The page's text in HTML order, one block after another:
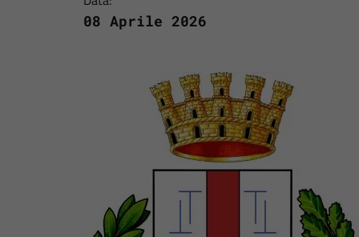
08 Aprile 2026